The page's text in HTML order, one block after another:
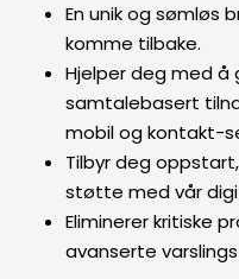
En unik og sømløs
komme tilbake.
Hjelper deg med å
samtalebasert
mobil og kontakt-
Tilbyr deg
støtte med vår
Eliminerer kritiske
avanserte